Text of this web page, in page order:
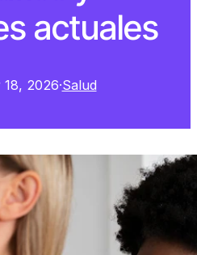
actuales
18, 2026·Salud